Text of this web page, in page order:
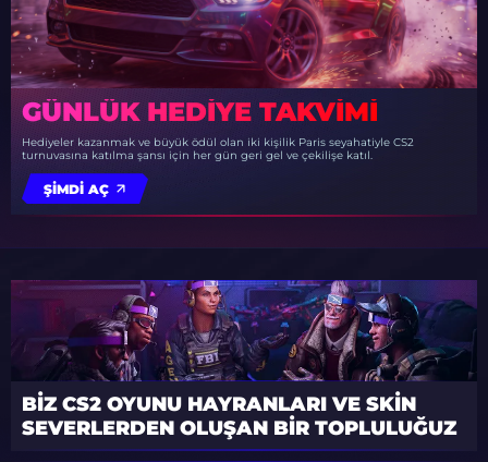
GÜNLÜK HEDIYE TAKVIMI
Hediyeler kazanmak ve büyük ödül olan iki kişilik Paris seyahatiyle CS2
turnuvasına katılma şansı için her gün geri gel ve çekilişe katıl.
ŞIMDI AÇ
BIZ CS2 OYUNU HAYRANLARI VE SKIN
SEVERLERDEN OLUŞAN BIR TOPLULUĞUZ